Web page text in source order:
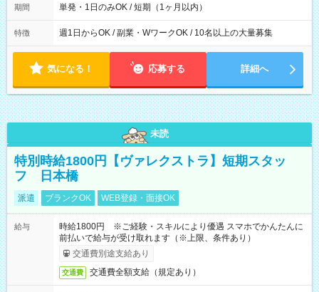
期間 単発・1日のみOK / 短期（1ヶ月以内）
特徴 週1日からOK / 副業・WワークOK / 10名以上の大量募集
気になる！ 応募する 詳細へ
未読
特別時給1800円【ヴァレクストラ】短期スタッ
フ 日本橋
派遣 ブランクOK WEB登録・面接OK
給与
時給1800円 ※ご経験・スキルにより優遇 スマホでかんたんに
前払いで給与が受け取れます（※上限、条件あり）
交通費別途支給あり
交通費 交通費全額支給（規定あり）